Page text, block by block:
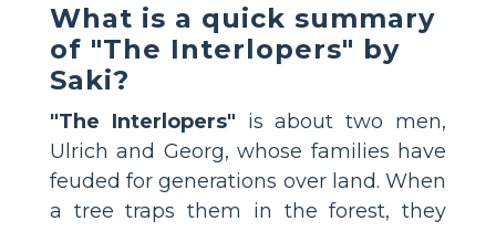
What is a quick summary
of "The Interlopers" by
Saki?
"The Interlopers" is about two men,
Ulrich and Georg, whose families have
feuded for generations over land. When
a tree traps them in the forest, they